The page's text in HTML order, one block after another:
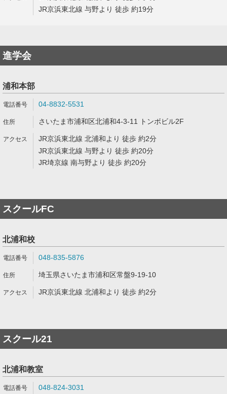
JR京浜東北線 与野より 徒歩 約19分
進学会
浦和本部
04-8832-5531
さいたま市浦和区北浦和4-3-11 トンボビル2F
JR京浜東北線 北浦和より 徒歩 約2分
JR京浜東北線 与野より 徒歩 約20分
JR埼京線 南与野より 徒歩 約20分
スクールFC
北浦和校
048-835-5876
埼玉県さいたま市浦和区常盤9-19-10
JR京浜東北線 北浦和より 徒歩 約2分
スクール21
北浦和教室
048-824-3031